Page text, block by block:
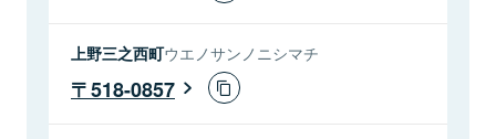
上野三之西町ウエノサンノニシマチ
518-0857